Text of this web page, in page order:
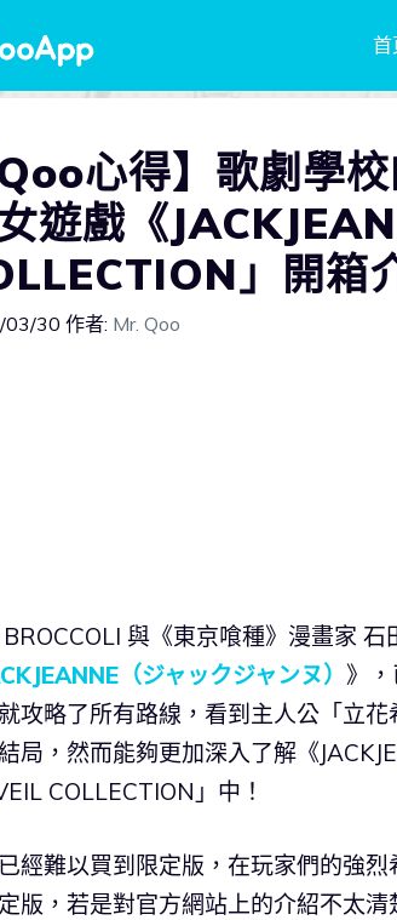
首
Qoo心得】歌劇學
遊戲《
」開箱
03/30 作者: Mr. Qoo
BROCCOLI 與《東京喰種》漫畫家
（ジャックジャンヌ） 》
攻略了所有路線，看到主人公「立
局，然而能夠更加深入了解《
COLLECTION」中！
經難以買到限定版，在玩家們的強
版，若是對官方網站上的介紹不太